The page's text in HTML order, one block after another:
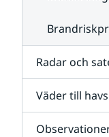
Radar och
Väder till havs